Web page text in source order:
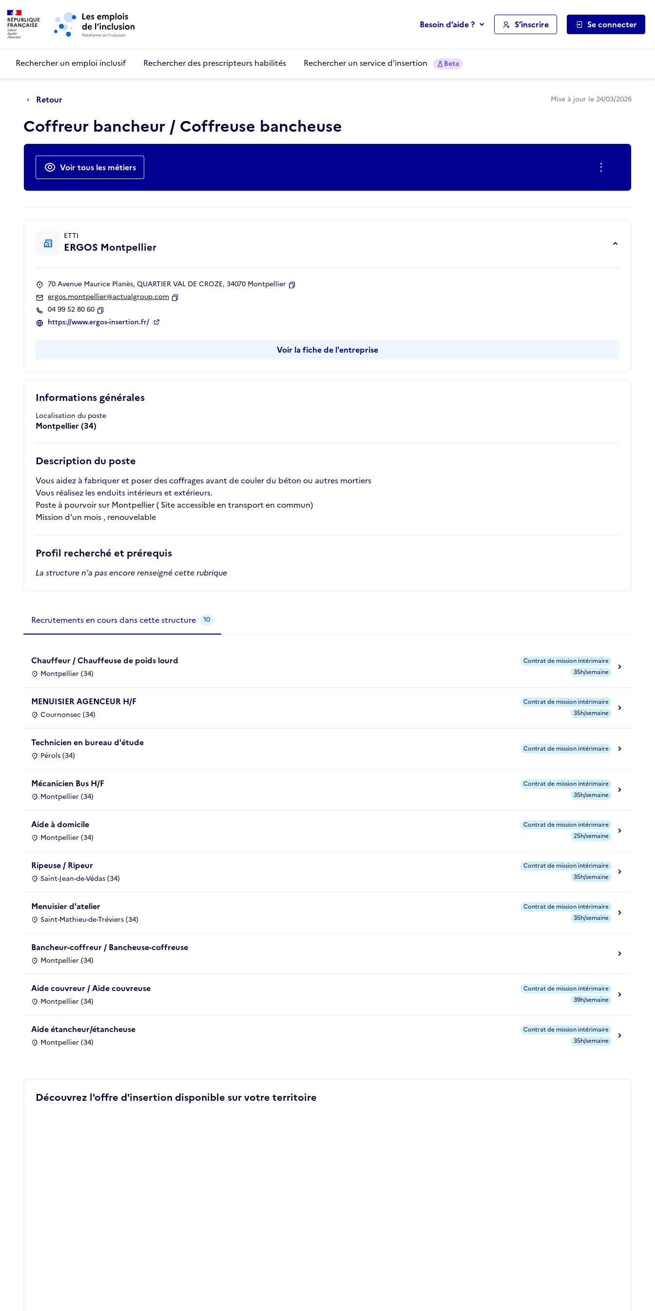
Aller au menu principal
Besoin d’aide ? S’inscrire Se connecter
Rechercher un emploi inclusif Rechercher des prescripteurs habilités Rechercher un service d'insertion Beta
Retour Mise à jour le 24/03/2026
Coffreur bancheur / Coffreuse bancheuse
Actions rapides
Voir tous les métiers
Informations générales
Localisation du poste
Montpellier (34)
Description du poste
Vous aidez à fabriquer et poser des coffrages avant de couler du béton ou autres mortiers
Vous réalisez les enduits intérieurs et extérieurs.
Poste à pourvoir sur Montpellier ( Site accessible en transport en commun)
Mission d'un mois , renouvelable
Profil recherché et prérequis
La structure n'a pas encore renseigné cette rubrique
ETTI
ERGOS Montpellier
70 Avenue Maurice Planès, QUARTIER VAL DE CROZE, 34070 Montpellier
ergos.montpellier@actualgroup.com
04 99 52 80 60
Copier
https://www.ergos-insertion.fr/
Voir la fiche de l'entreprise
Recrutements de la structure
Recrutements en cours dans cette structure 10
Chauffeur / Chauffeuse de poids lourd
Montpellier (34)
Contrat de mission intérimaire
35h/semaine
MENUISIER AGENCEUR H/F
Cournonsec (34)
Contrat de mission intérimaire
35h/semaine
Technicien en bureau d'étude
Pérols (34)
Contrat de mission intérimaire
Mécanicien Bus H/F
Montpellier (34)
Contrat de mission intérimaire
35h/semaine
Aide à domicile
Montpellier (34)
Contrat de mission intérimaire
25h/semaine
Ripeuse / Ripeur
Saint-Jean-de-Védas (34)
Contrat de mission intérimaire
35h/semaine
Menuisier d'atelier
Saint-Mathieu-de-Tréviers (34)
Contrat de mission intérimaire
35h/semaine
Bancheur-coffreur / Bancheuse-coffreuse
Montpellier (34)
Aide couvreur / Aide couvreuse
Montpellier (34)
Contrat de mission intérimaire
39h/semaine
Aide étancheur/étancheuse
Montpellier (34)
Contrat de mission intérimaire
35h/semaine
Découvrez l'offre d'insertion disponible sur votre territoire